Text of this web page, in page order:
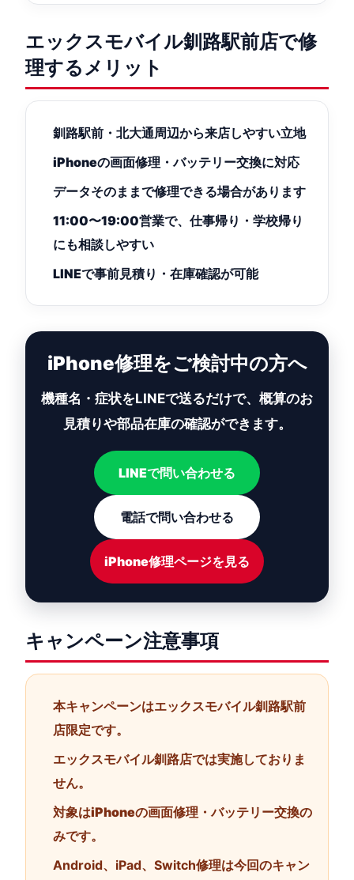
エックスモバイル釧路駅前店で修
理するメリット
釧路駅前・北大通周辺から来店しやすい立地
iPhoneの画面修理・バッテリー交換に対応
データそのままで修理できる場合があります
11:00〜19:00営業で、仕事帰り・学校帰り
にも相談しやすい
LINEで事前見積り・在庫確認が可能
iPhone修理をご検討中の方へ
機種名・症状をLINEで送るだけで、概算のお
見積りや部品在庫の確認ができます。
LINEで問い合わせる
電話で問い合わせる
iPhone修理ページを見る
キャンペーン注意事項
本キャンペーンはエックスモバイル釧路駅前
店限定です。
エックスモバイル釧路店では実施しておりま
せん。
対象はiPhoneの画面修理・バッテリー交換の
みです。
Android、iPad、Switch修理は今回のキャン